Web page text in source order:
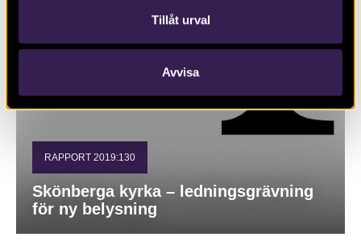
Tillåt urval
Avvisa
RAPPORT 2019:130
Skönberga kyrka – ledningsgrävning
för ny belysning